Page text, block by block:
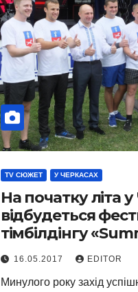
TV СЮЖЕТ У ЧЕРКАСАХ
На початку літа
відбудеться
тімбілдінгу
Challenge»
16.05.2017 EDITOR
Минулого року захід